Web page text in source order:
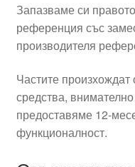
Запазваме си
референция със
производителя
Частите
средства,
предоставяме 12-
функционалност.